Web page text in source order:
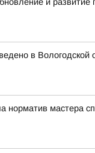
в Вологодской
норматив мастера